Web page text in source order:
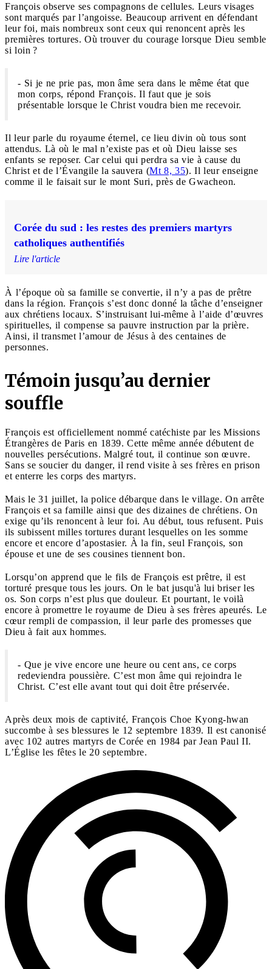
François observe ses compagnons de cellules. Leurs visages
sont marqués par l’angoisse. Beaucoup arrivent en défendant
leur foi, mais nombreux sont ceux qui renoncent après les
premières tortures. Où trouver du courage lorsque Dieu semble
si loin ?
- Si je ne prie pas, mon âme sera dans le même état que
mon corps, répond François. Il faut que je sois
présentable lorsque le Christ voudra bien me recevoir.
Il leur parle du royaume éternel, ce lieu divin où tous sont
attendus. Là où le mal n’existe pas et où Dieu laisse ses
enfants se reposer. Car celui qui perdra sa vie à cause du
Christ et de l’Évangile la sauvera (Mt 8, 35). Il leur enseigne
comme il le faisait sur le mont Suri, près de Gwacheon.
Corée du sud : les restes des premiers martyrs
catholiques authentifiés
Lire l'article
À l’époque où sa famille se convertie, il n’y a pas de prêtre
dans la région. François s’est donc donné la tâche d’enseigner
aux chrétiens locaux. S’instruisant lui-même à l’aide d’œuvres
spirituelles, il compense sa pauvre instruction par la prière.
Ainsi, il transmet l’amour de Jésus à des centaines de
personnes.
Témoin jusqu’au dernier
souffle
François est officiellement nommé catéchiste par les Missions
Étrangères de Paris en 1839. Cette même année débutent de
nouvelles persécutions. Malgré tout, il continue son œuvre.
Sans se soucier du danger, il rend visite à ses frères en prison
et enterre les corps des martyrs.
Mais le 31 juillet, la police débarque dans le village. On arrête
François et sa famille ainsi que des dizaines de chrétiens. On
exige qu’ils renoncent à leur foi. Au début, tous refusent. Puis
ils subissent milles tortures durant lesquelles on les somme
encore et encore d’apostasier. À la fin, seul François, son
épouse et une de ses cousines tiennent bon.
Lorsqu’on apprend que le fils de François est prêtre, il est
torturé presque tous les jours. On le bat jusqu'à lui briser les
os. Son corps n’est plus que douleur. Et pourtant, le voilà
encore à promettre le royaume de Dieu à ses frères apeurés. Le
cœur rempli de compassion, il leur parle des promesses que
Dieu à fait aux hommes.
- Que je vive encore une heure ou cent ans, ce corps
redeviendra poussière. C’est mon âme qui rejoindra le
Christ. C’est elle avant tout qui doit être préservée.
Après deux mois de captivité, François Choe Kyong-hwan
succombe à ses blessures le 12 septembre 1839. Il est canonisé
avec 102 autres martyrs de Corée en 1984 par Jean Paul II.
L’Église les fêtes le 20 septembre.